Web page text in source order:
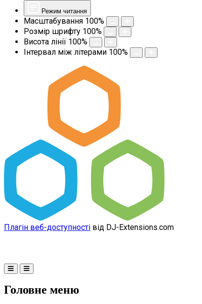
Режим читання
Масштабування 100%
Розмір шрифту 100%
Висота лінії 100%
Інтервал між літерами 100%
Плагін веб-доступності від DJ-Extensions.com
Головне меню